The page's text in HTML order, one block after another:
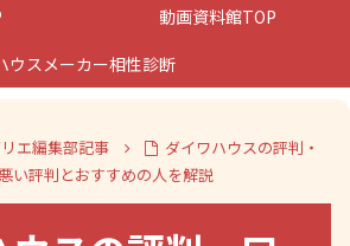
動画資料館TOP
ウスメーカー相性診断
エ編集部記事
ダイワハウスの評判・
い評判とおすすめの人を解説